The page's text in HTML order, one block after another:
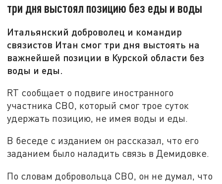
три дня выстоял позицию без еды и воды
Итальянский доброволец и командир
связистов Итан смог три дня выстоять на
важнейшей позиции в Курской области без
воды и еды.
RT сообщает о подвиге иностранного
участника СВО, который смог трое суток
удержать позицию, не имея воды и еды.
В беседе с изданием он рассказал, что его
заданием было наладить связь в Демидовке.
По словам добровольца СВО, он не думал, что